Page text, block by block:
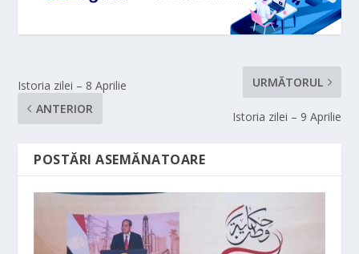
Istoria zilei – 8 Aprilie
ANTERIOR
URMĂTORUL
Istoria zilei – 9 Aprilie
POSTĂRI ASEMĂNATOARE